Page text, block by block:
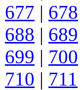
677 | 678
688 | 689
699 | 700
710 | 711